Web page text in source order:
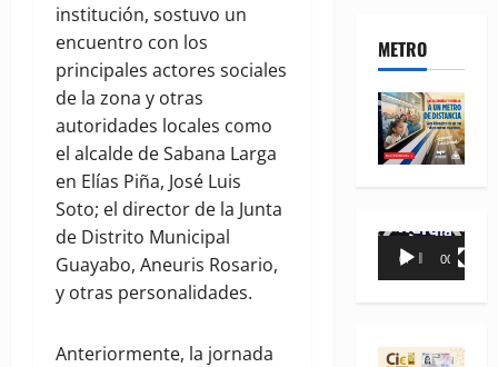
institución, sostuvo un
encuentro con los
principales actores sociales
de la zona y otras
autoridades locales como
el alcalde de Sabana Larga
en Elías Piña, José Luis
Soto; el director de la Junta
de Distrito Municipal
Guayabo, Aneuris Rosario,
y otras personalidades.
Anteriormente, la jornada
METRO
Reproductor
00:00 00:35